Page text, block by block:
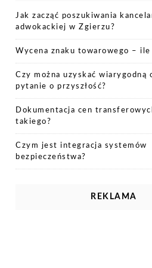
Jak zacząć poszukiwania
adwokackiej w Zgierzu?
Wycena znaku towarowego –
Czy można uzyskać wiarygodną
pytanie o przyszłość?
Dokumentacja cen
takiego?
Czym jest integracja systemów
bezpieczeństwa?
REKLAMA